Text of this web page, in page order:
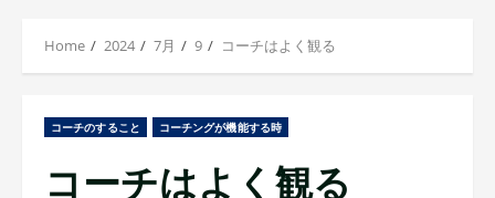
Home 2024 7月 9 コーチはよく観る
コーチのすること コーチングが機能する時
コーチはよく観る